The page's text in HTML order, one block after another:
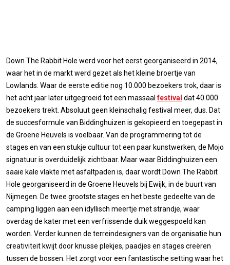
Down The Rabbit Hole werd voor het eerst georganiseerd in 2014,
waar het in de markt werd gezet als het kleine broertje van
Lowlands. Waar de eerste editie nog 10.000 bezoekers trok, daar is
het acht jaar later uitgegroeid tot een massaalfestival dat 40.000
bezoekers trekt. Absoluut geen kleinschalig festival meer, dus. Dat
de succesformule van Biddinghuizen is gekopieerd en toegepast in
de Groene Heuvels is voelbaar. Van de programmering tot de
stages en van een stukje cultuur tot een paar kunstwerken, de Mojo
signatuur is overduidelijk zichtbaar. Maar waar Biddinghuizen een
saaie kale vlakte met asfaltpaden is, daar wordt Down The Rabbit
Hole georganiseerd in de Groene Heuvels bij Ewijk, in de buurt van
Nijmegen. De twee grootste stages en het beste gedeelte van de
camping liggen aan een idyllisch meertje met strandje, waar
overdag de kater met een verfrissende duik weggespoeld kan
worden. Verder kunnen de terreindesigners van de organisatie hun
creativiteit kwijt door knusse plekjes, paadjes en stages creëren
tussen de bossen. Het zorgt voor een fantastische setting waar het